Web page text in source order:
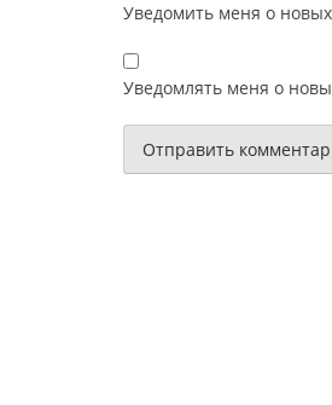
Уведомить меня о
Уведомлять меня о